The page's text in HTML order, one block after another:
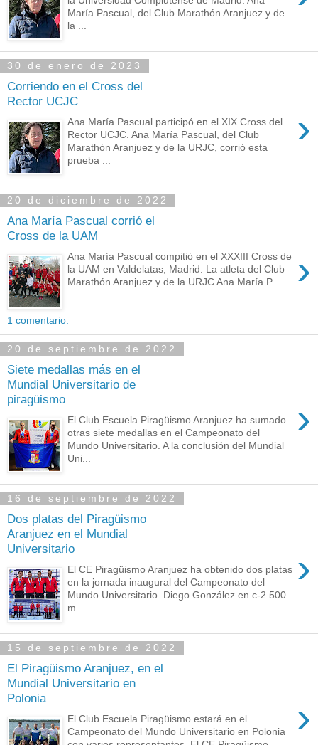
María Pascual, del Club Marathón Aranjuez y de
la ...
30 de enero de 2023
Corriendo en el Cross del
Rector UCJC
›
Ana María Pascual participó en el XIX Cross del
Rector UCJC. Ana María Pascual, del Club
Marathón Aranjuez y de la URJC, corrió esta
prueba ...
20 de diciembre de 2022
Ana María Pascual corrió el
Cross de la UAM
›
Ana María Pascual compitió en el XXXIII Cross de
la UAM en Valdelatas, Madrid. La atleta del Club
Marathón Aranjuez y de la URJC Ana María P...
1 comentario:
20 de septiembre de 2022
Siete medallas más en el
Mundial Universitario de
piragüismo
›
El Club Escuela Piragüismo Aranjuez ha sumado
otras siete medallas en el Campeonato del
Mundo Universitario. A la conclusión del Mundial
Uni...
16 de septiembre de 2022
Dos platas del Piragüismo
Aranjuez en el Mundial
Universitario
›
El CE Piragüismo Aranjuez ha obtenido dos platas
en la jornada inaugural del Campeonato del
Mundo Universitario. Diego González en c-2 500
m...
15 de septiembre de 2022
El Piragüismo Aranjuez, en el
Mundial Universitario en
Polonia
›
El Club Escuela Piragüismo estará en el
Campeonato del Mundo Universitario en Polonia